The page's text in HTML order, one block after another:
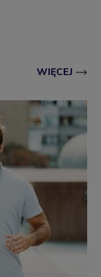
WIĘCEJ